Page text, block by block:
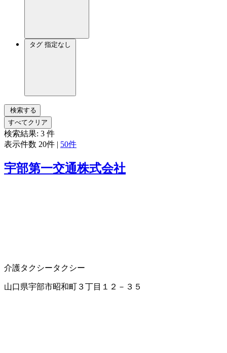
タグ 指定なし
検索する
すべてクリア
検索結果: 3 件
表示件数 20件 | 50件
宇部第一交通株式会社
介護タクシータクシー
山口県宇部市昭和町３丁目１２－３５